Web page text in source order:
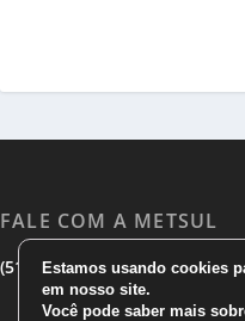
FALE COM A METSUL
(51) 3533 1983|(51)3785 7752
Estamos usando cookies
em nosso site.
Você pode saber mais